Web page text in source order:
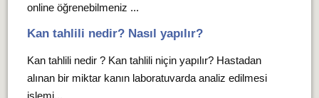
online öğrenebilmeniz ...
Kan tahlili nedir? Nasıl yapılır?
Kan tahlili nedir ? Kan tahlili niçin yapılır? Hastadan
alınan bir miktar kanın laboratuvarda analiz edilmesi
işlemi...